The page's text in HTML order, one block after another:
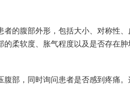
的腹部外形，包括大小、对称性、
柔软度、胀气程度以及是否存在肿
部，同时询问患者是否感到疼痛。